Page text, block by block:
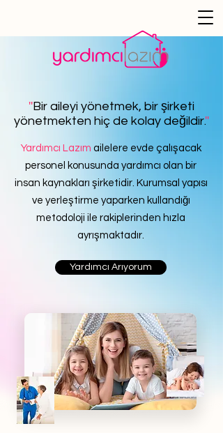
''Bir aileyi yönetmek, bir şirketi
yönetmekten hiç de kolay değildir.''
Yardımcı Lazım ailelere evde çalışacak
personel konusunda yardımcı olan bir
insan kaynakları şirketidir. Kurumsal yapısı
ve yerleştirme yaparken kullandığı
metodoloji ile rakiplerinden hızla
ayrışmaktadır.
Yardımcı Arıyorum